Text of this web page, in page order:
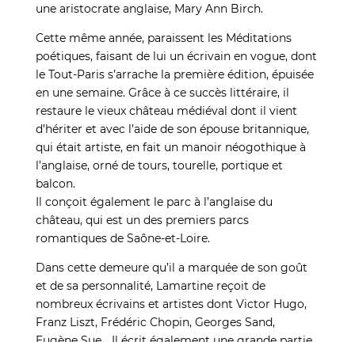
une aristocrate anglaise, Mary Ann Birch.
Cette même année, paraissent les Méditations
poétiques, faisant de lui un écrivain en vogue, dont
le Tout-Paris s’arrache la première édition, épuisée
en une semaine. Grâce à ce succès littéraire, il
restaure le vieux château médiéval dont il vient
d’hériter et avec l’aide de son épouse britannique,
qui était artiste, en fait un manoir néogothique à
l’anglaise, orné de tours, tourelle, portique et
balcon.
Il conçoit également le parc à l’anglaise du
château, qui est un des premiers parcs
romantiques de Saône-et-Loire.
Dans cette demeure qu’il a marquée de son goût
et de sa personnalité, Lamartine reçoit de
nombreux écrivains et artistes dont Victor Hugo,
Franz Liszt, Frédéric Chopin, Georges Sand,